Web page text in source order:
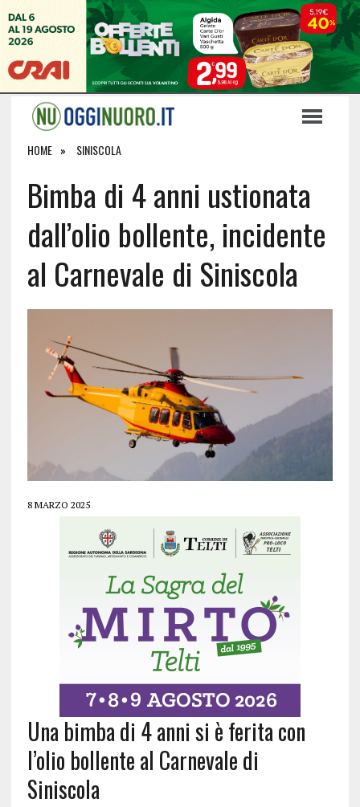
HOME SINISCOLA
Bimba di 4 anni ustionata
dall’olio bollente, incidente
al Carnevale di Siniscola
8 MARZO 2025
Una bimba di 4 anni si è ferita con
l’olio bollente al Carnevale di
Siniscola